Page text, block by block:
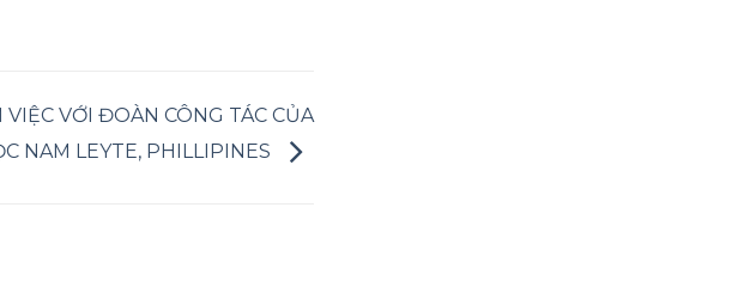
VỚI ĐOÀN CÔNG TÁC CỦA
NAM LEYTE, PHILLIPINES